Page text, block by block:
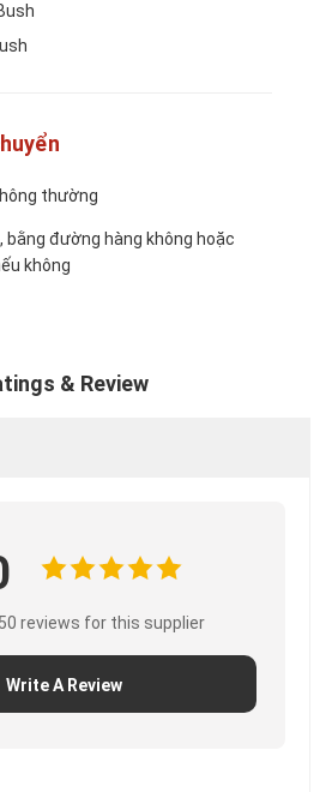
EC VOLVO
HINO
động cơ
thường
bằng đường hàng không hoặc
không
& Review
reviews for this supplier
Write A Review